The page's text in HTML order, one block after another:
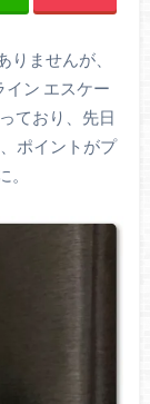
ませんが、
ン エスケー
ており、先日
ポイントがプ